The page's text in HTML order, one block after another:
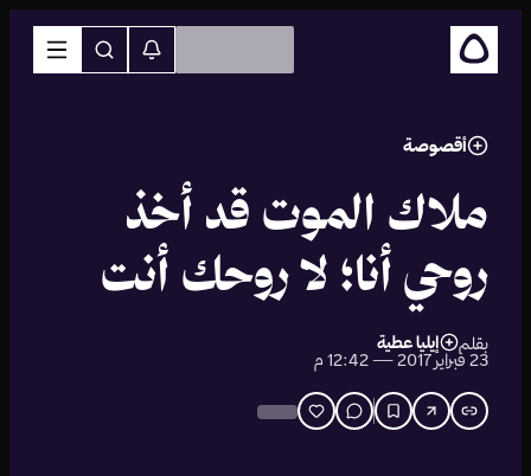
أقصوصة
ملاك الموت قد أخذ
روحي أنا؛ لا روحك أنت
بقلم
إيليا عطية
23 فبراير 2017 — 12:42 م